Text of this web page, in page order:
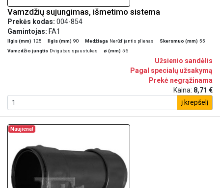
Vamzdžių sujungimas, išmetimo sistema
Prekės kodas: 004-854
Gamintojas: FA1
Ilgis (mm) 125 Ilgis (mm) 90 Medžiaga Nerūdijantis plienas Skersmuo (mm) 55
Vamzdžio jungtis Dvigubas spaustukas ø (mm) 56
Užsienio sandėlis
Pagal specialų užsakymą
Prekė negrąžinama
Kaina: 8,71 €
į krepšelį
Naujiena!